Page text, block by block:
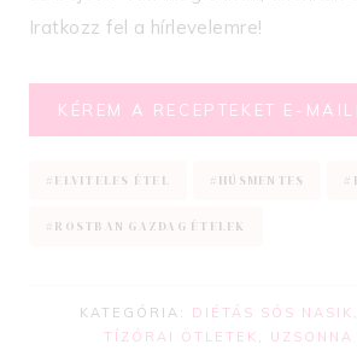
Iratkozz fel a hírlevelemre!
KÉREM A RECEPTEKET E-
# ELVITELES ÉTEL # HÚSMENTES #
# ROSTBAN GAZDAG ÉTELEK
KATEGÓRIA: DIÉTÁS SÓS NASIK ,
TÍZÓRAI ÖTLETEK ,